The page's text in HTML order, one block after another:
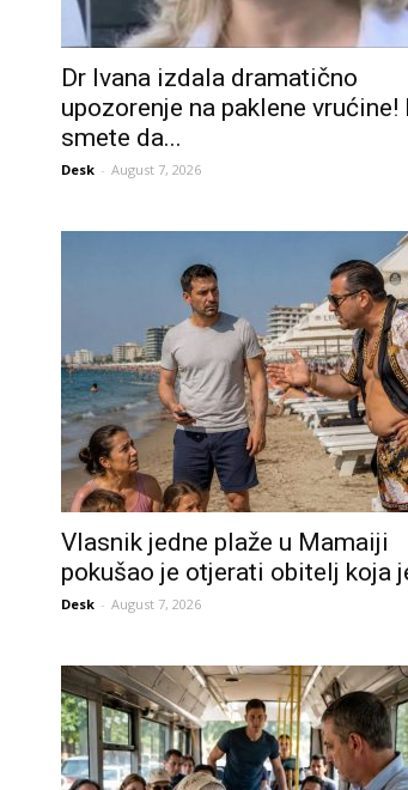
Dr Ivana izdala dramatično
upozorenje na paklene vrućine!
smete da...
Desk - August 7, 2026
Vlasnik jedne plaže u Mamaiji
pokušao je otjerati obitelj koja
Desk - August 7, 2026